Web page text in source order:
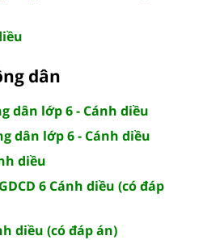
dân
dân lớp 6 - Cánh diều
dân lớp 6 - Cánh diều
diều
6 Cánh diều (có đáp
diều (có đáp án)